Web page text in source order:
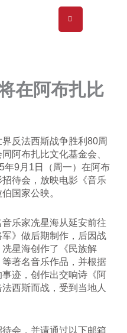
在阿布扎比
反法西斯战争胜利80周
阿布扎比文化基金会、
年9月1日（周一）在阿布
待会，放映电影《音乐
国家公映。
乐家冼星海从延安前往
》做后期制作，后因战
星海创作了《民族解
著名音乐作品，并根据
迹，创作出交响诗《阿
西斯而战，受到当地人
会，并请通过以下邮箱